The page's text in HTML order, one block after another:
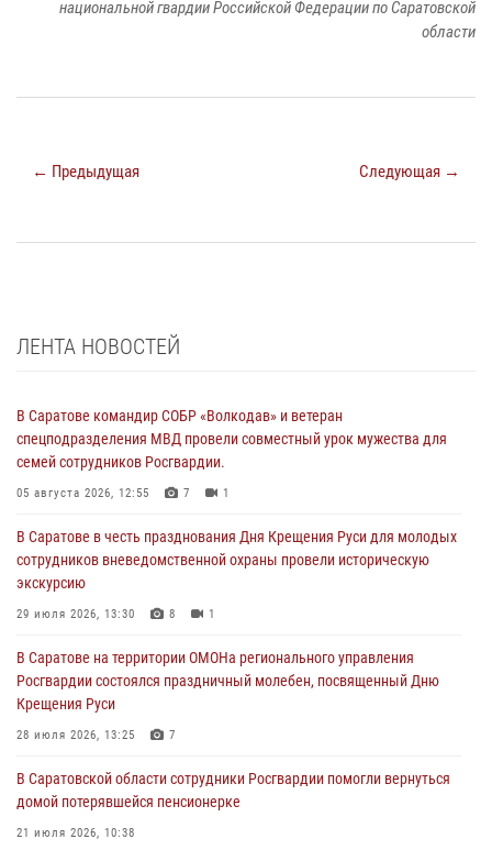
национальной гвардии Российской Федерации по Саратовской
области
← Предыдущая Следующая →
ЛЕНТА НОВОСТЕЙ
В Саратове командир СОБР «Волкодав» и ветеран
спецподразделения МВД провели совместный урок мужества для
семей сотрудников Росгвардии.
05 августа 2026, 12:55 7 1
В Саратове в честь празднования Дня Крещения Руси для молодых
сотрудников вневедомственной охраны провели историческую
экскурсию
29 июля 2026, 13:30 8 1
В Саратове на территории ОМОНа регионального управления
Росгвардии состоялся праздничный молебен, посвященный Дню
Крещения Руси
28 июля 2026, 13:25 7
В Саратовской области сотрудники Росгвардии помогли вернуться
домой потерявшейся пенсионерке
21 июля 2026, 10:38